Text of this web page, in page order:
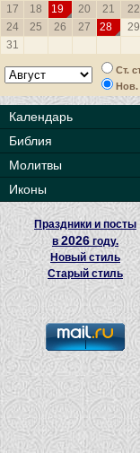
17
18 19 20 21 22
24
25 26 27 28 29
31
Ст.
Нов.
Календарь
Библия
Молитвы
Иконы
Праздники и посты
в2026 году.
Новый стиль
Старый стиль